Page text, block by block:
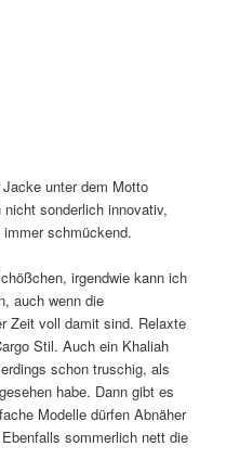
unter dem Motto
nicht sonderlich innovativ,
schmückend.
irgendwie kann ich
auch wenn die
Zeit voll damit sind. Relaxte
Stil. Auch ein Khaliah
schon truschig, als
habe. Dann gibt es
Modelle dürfen Abnäher
sommerlich nett die